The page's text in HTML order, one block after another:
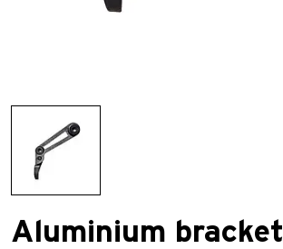
Aluminium bracket